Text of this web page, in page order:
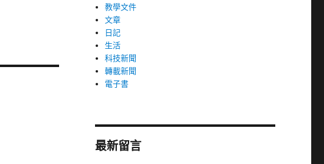
教學文件
文章
日記
生活
科技新聞
轉載新聞
電子書
最新留言